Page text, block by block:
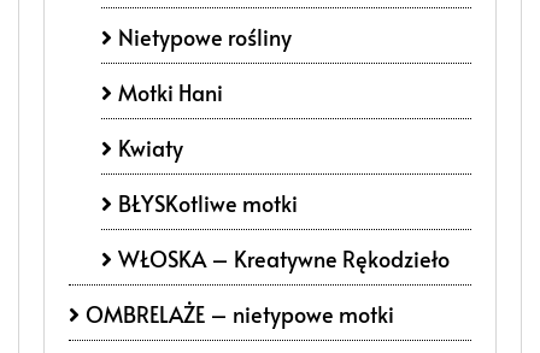
Nietypowe rośliny
Motki Hani
Kwiaty
BŁYSKotliwe motki
WŁOSKA – Kreatywne Rękodzieło
OMBRELAŻE – nietypowe motki